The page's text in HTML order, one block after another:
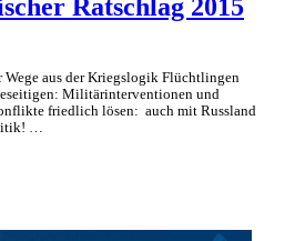
Ratschlag 2015
Wege aus der Kriegslogik Flüchtlingen
Militärinterventionen und
friedlich lösen: auch mit Russland
…